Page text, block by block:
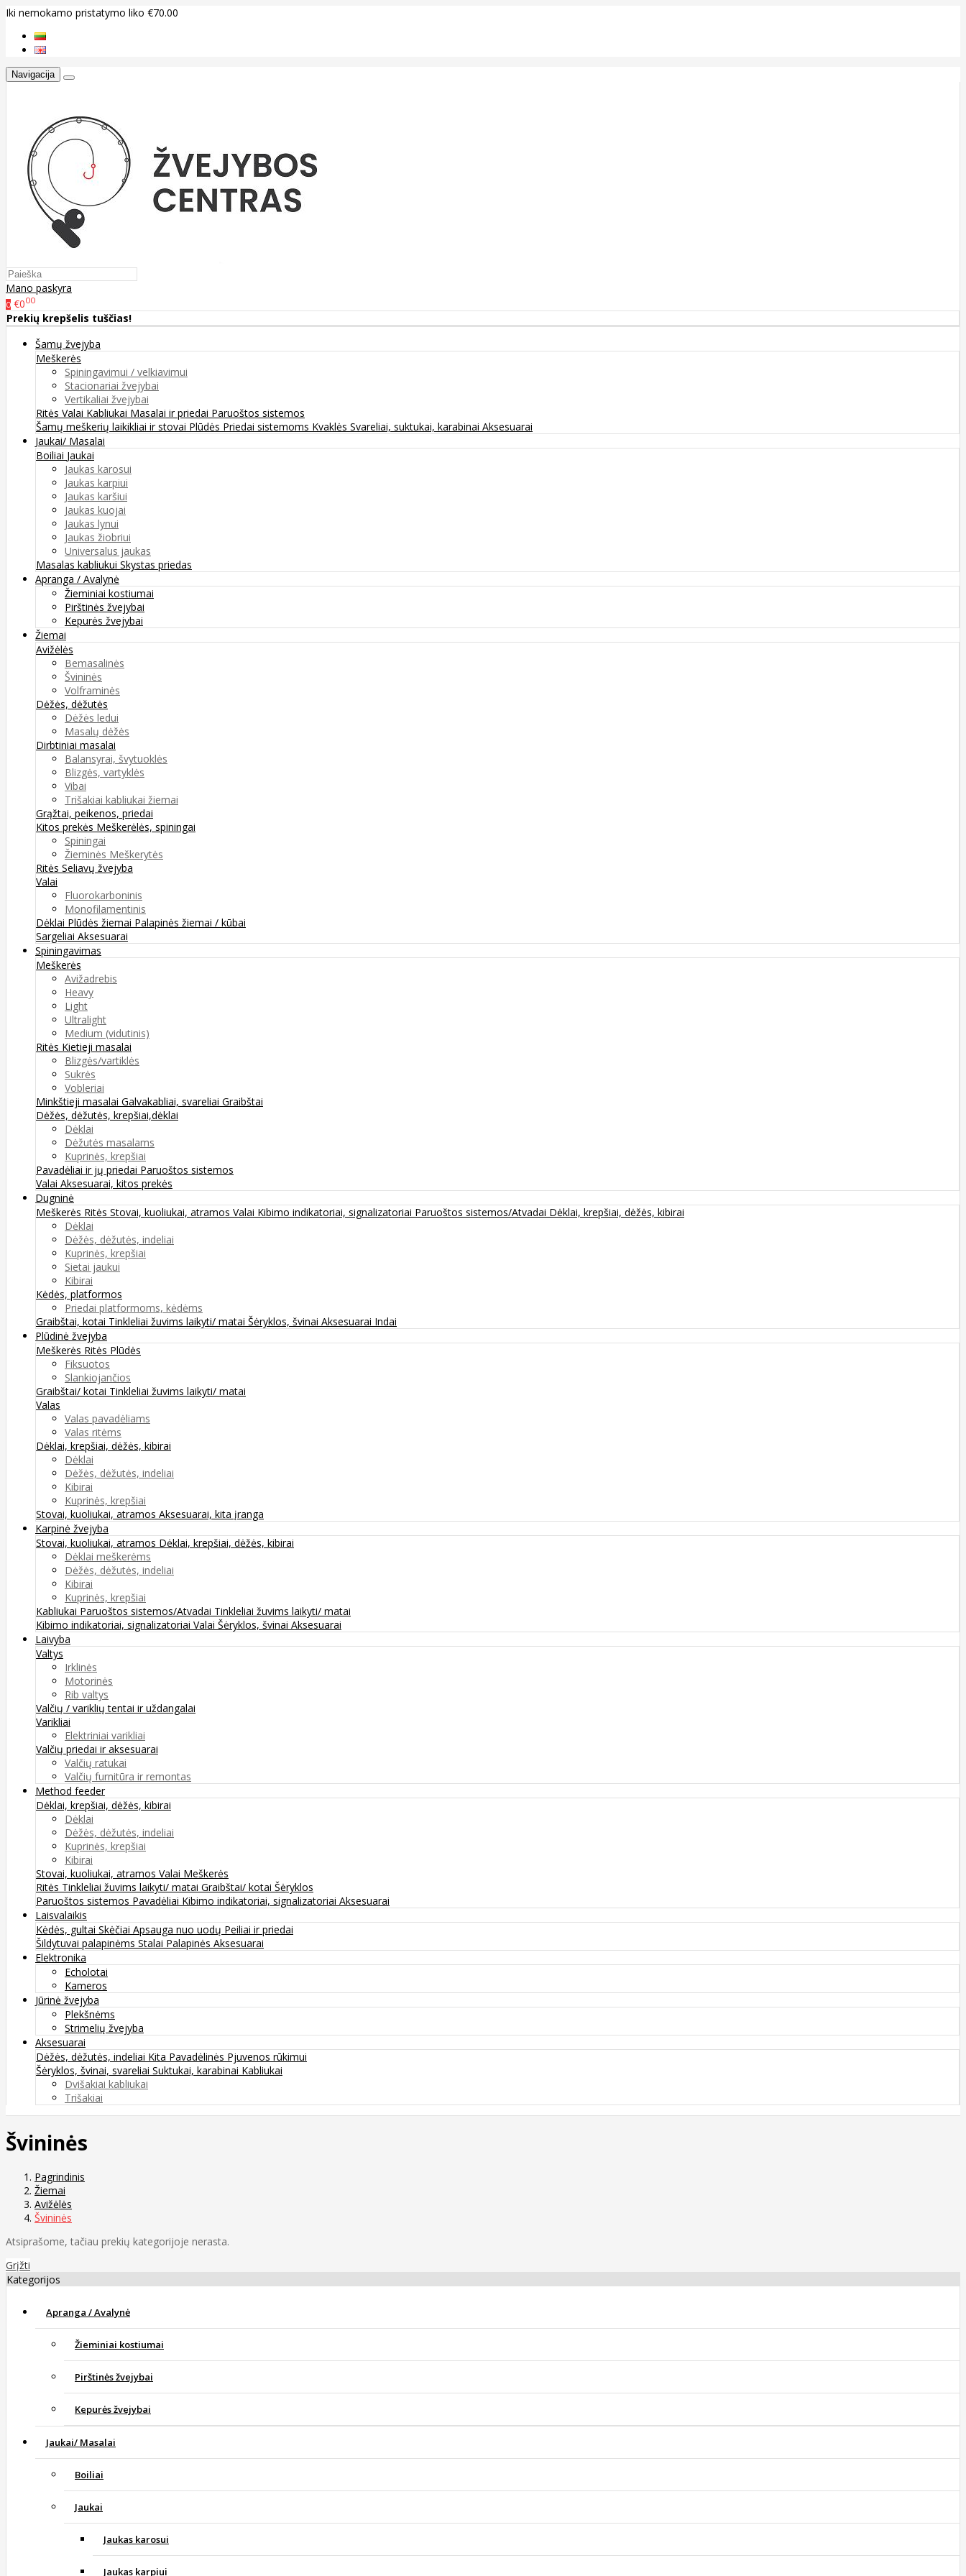
Iki nemokamo pristatymo liko €70.00
Navigacija
Mano paskyra
0 €000
Prekių krepšelis tuščias!
Šamų žvejyba
Meškerės
Spiningavimui / velkiavimui
Stacionariai žvejybai
Vertikaliai žvejybai
Ritės Valai Kabliukai Masalai ir priedai Paruoštos sistemos
Šamų meškerių laikikliai ir stovai Plūdės Priedai sistemoms Kvaklės Svareliai, suktukai, karabinai Aksesuarai
Jaukai/ Masalai
Boiliai Jaukai
Jaukas karosui
Jaukas karpiui
Jaukas karšiui
Jaukas kuojai
Jaukas lynui
Jaukas žiobriui
Universalus jaukas
Masalas kabliukui Skystas priedas
Apranga / Avalynė
Žieminiai kostiumai
Pirštinės žvejybai
Kepurės žvejybai
Žiemai
Avižėlės
Bemasalinės
Švininės
Volframinės
Dėžės, dėžutės
Dėžės ledui
Masalų dėžės
Dirbtiniai masalai
Balansyrai, švytuoklės
Blizgės, vartyklės
Vibai
Trišakiai kabliukai žiemai
Grąžtai, peikenos, priedai
Kitos prekės Meškerėlės, spiningai
Spiningai
Žieminės Meškerytės
Ritės Seliavų žvejyba
Valai
Fluorokarboninis
Monofilamentinis
Dėklai Plūdės žiemai Palapinės žiemai / kūbai
Sargeliai Aksesuarai
Spiningavimas
Meškerės
Avižadrebis
Heavy
Light
Ultralight
Medium (vidutinis)
Ritės Kietieji masalai
Blizgės/vartiklės
Sukrės
Vobleriai
Minkštieji masalai Galvakabliai, svareliai Graibštai
Dėžės, dėžutės, krepšiai,dėklai
Dėklai
Dėžutės masalams
Kuprinės, krepšiai
Pavadėliai ir jų priedai Paruoštos sistemos
Valai Aksesuarai, kitos prekės
Dugninė
Meškerės Ritės Stovai, kuoliukai, atramos Valai Kibimo indikatoriai, signalizatoriai Paruoštos sistemos/Atvadai Dėklai, krepšiai, dėžės, kibirai
Dėklai
Dėžės, dėžutės, indeliai
Kuprinės, krepšiai
Sietai jaukui
Kibirai
Kėdės, platformos
Priedai platformoms, kėdėms
Graibštai, kotai Tinkleliai žuvims laikyti/ matai Šėryklos, švinai Aksesuarai Indai
Plūdinė žvejyba
Meškerės Ritės Plūdės
Fiksuotos
Slankiojančios
Graibštai/ kotai Tinkleliai žuvims laikyti/ matai
Valas
Valas pavadėliams
Valas ritėms
Dėklai, krepšiai, dėžės, kibirai
Dėklai
Dėžės, dėžutės, indeliai
Kibirai
Kuprinės, krepšiai
Stovai, kuoliukai, atramos Aksesuarai, kita įranga
Karpinė žvejyba
Stovai, kuoliukai, atramos Dėklai, krepšiai, dėžės, kibirai
Dėklai meškerėms
Dėžės, dėžutės, indeliai
Kibirai
Kuprinės, krepšiai
Kabliukai Paruoštos sistemos/Atvadai Tinkleliai žuvims laikyti/ matai
Kibimo indikatoriai, signalizatoriai Valai Šėryklos, švinai Aksesuarai
Laivyba
Valtys
Irklinės
Motorinės
Rib valtys
Valčių / variklių tentai ir uždangalai
Varikliai
Elektriniai varikliai
Valčių priedai ir aksesuarai
Valčių ratukai
Valčių furnitūra ir remontas
Method feeder
Dėklai, krepšiai, dėžės, kibirai
Dėklai
Dėžės, dėžutės, indeliai
Kuprinės, krepšiai
Kibirai
Stovai, kuoliukai, atramos Valai Meškerės
Ritės Tinkleliai žuvims laikyti/ matai Graibštai/ kotai Šėryklos
Paruoštos sistemos Pavadėliai Kibimo indikatoriai, signalizatoriai Aksesuarai
Laisvalaikis
Kėdės, gultai Skėčiai Apsauga nuo uodų Peiliai ir priedai
Šildytuvai palapinėms Stalai Palapinės Aksesuarai
Elektronika
Echolotai
Kameros
Jūrinė žvejyba
Plekšnėms
Strimelių žvejyba
Aksesuarai
Dėžės, dėžutės, indeliai Kita Pavadėlinės Pjuvenos rūkimui
Šėryklos, švinai, svareliai Suktukai, karabinai Kabliukai
Dvišakiai kabliukai
Trišakiai
Švininės
Pagrindinis
Žiemai
Avižėlės
Švininės
Atsiprašome, tačiau prekių kategorijoje nerasta.
Grįžti
Kategorijos
Apranga / Avalynė
Žieminiai kostiumai
Pirštinės žvejybai
Kepurės žvejybai
Jaukai/ Masalai
Boiliai
Jaukai
Jaukas karosui
Jaukas karpiui